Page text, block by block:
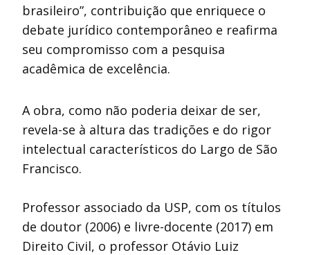
brasileiro”, contribuição que enriquece o
debate jurídico contemporâneo e reafirma
seu compromisso com a pesquisa
acadêmica de excelência.
A obra, como não poderia deixar de ser,
revela-se à altura das tradições e do rigor
intelectual característicos do Largo de São
Francisco.
Professor associado da USP, com os títulos
de doutor (2006) e livre-docente (2017) em
Direito Civil, o professor Otávio Luiz